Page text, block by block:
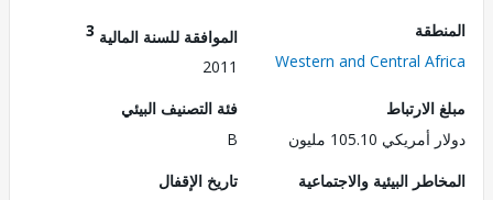
Western and Central
الموافقة للسنة المالية3
2011
105.10 مليون
فئة التصنيف البيئي
B
البيئية والاجتماعية
تاريخ الإقفال